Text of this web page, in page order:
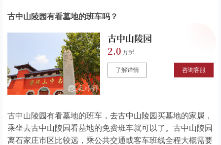
古中山陵园有看墓地的班车吗？
古中山陵园
2.0
了解详情 咨询客服
古中山陵园有看墓地的班车，去古中山陵园买墓地的家属，
乘坐去古中山陵园看墓地的免费班车就可以了。古中山陵园
离石家庄市区比较远，乘公共交通或客车班线全程大概需要